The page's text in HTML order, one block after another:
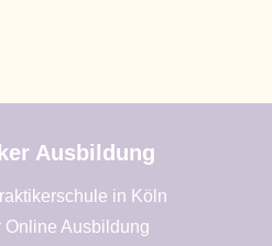
Ausbildung
in Köln
Online Ausbildung